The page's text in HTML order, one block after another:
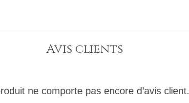
Avis clients
ne comporte pas encore d’avis client.